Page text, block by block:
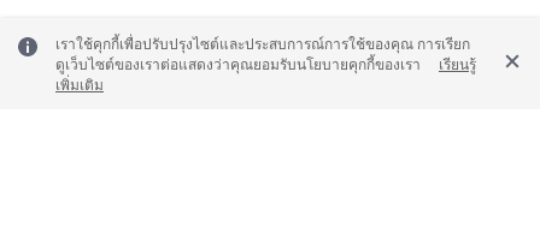
General
Reference
เราใช้คุกกี้เพื่อปรับปรุงไซต์และประสบการณ์การใช้ของคุณ การเรียก
ดูเว็บไซต์ของเราต่อแสดงว่าคุณยอมรับนโยบายคุกกี้ของเรา
เรียนรู้
เพิ่มเติม